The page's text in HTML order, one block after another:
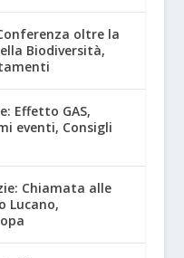
oltre la
Biodiversità,
Effetto GAS,
eventi, Consigli
Chiamata alle
Lucano,